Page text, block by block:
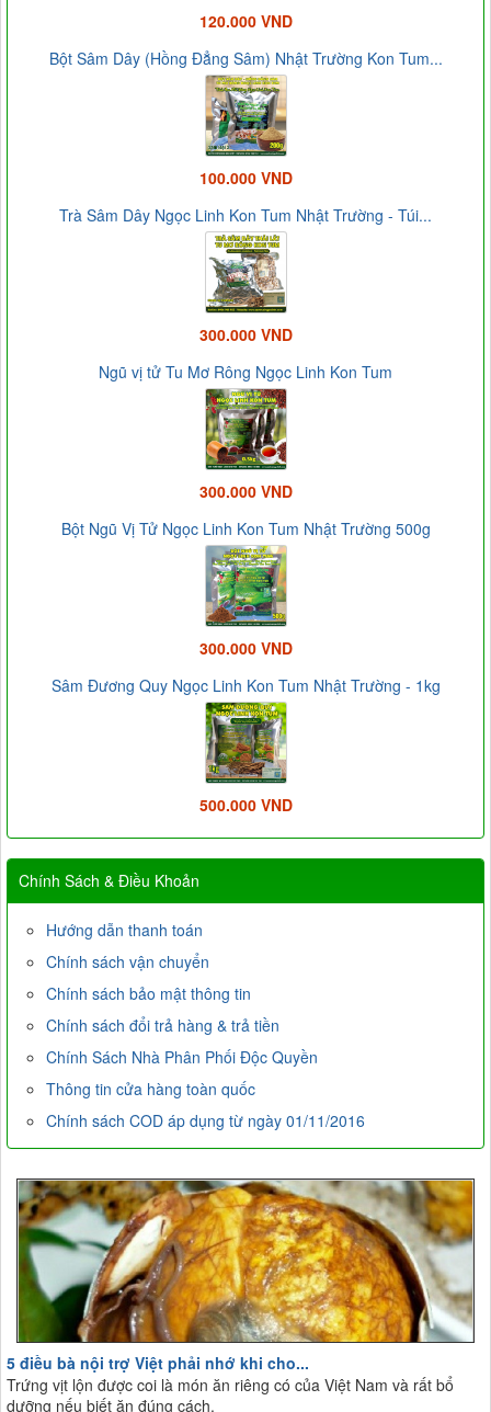
120.000 VND
Bột Sâm Dây (Hồng Đẳng Sâm) Nhật Trường Kon Tum...
100.000 VND
Trà Sâm Dây Ngọc Linh Kon Tum Nhật Trường - Túi...
300.000 VND
Ngũ vị tử Tu Mơ Rông Ngọc Linh Kon Tum
300.000 VND
Bột Ngũ Vị Tử Ngọc Linh Kon Tum Nhật Trường 500g
300.000 VND
Sâm Đương Quy Ngọc Linh Kon Tum Nhật Trường - 1kg
500.000 VND
Chính Sách & Điều Khoản
Hướng dẫn thanh toán
Chính sách vận chuyển
Chính sách bảo mật thông tin
Chính sách đổi trả hàng & trả tiền
Chính Sách Nhà Phân Phối Độc Quyền
Thông tin cửa hàng toàn quốc
Chính sách COD áp dụng từ ngày 01/11/2016
5 điều bà nội trợ Việt phải nhớ khi cho...
Trứng vịt lộn được coi là món ăn riêng có của Việt Nam và rất bổ
dưỡng nếu biết ăn đúng cách.